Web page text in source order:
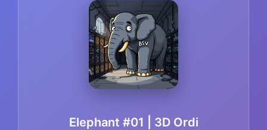
Elephant #01 | 3D Ordi